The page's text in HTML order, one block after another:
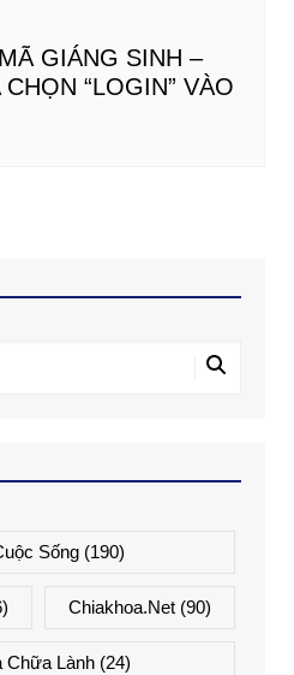
GIÁNG SINH –
“LOGIN” VÀO
Sống (190)
Chiakhoa.net (90)
Chữa Lành(24)